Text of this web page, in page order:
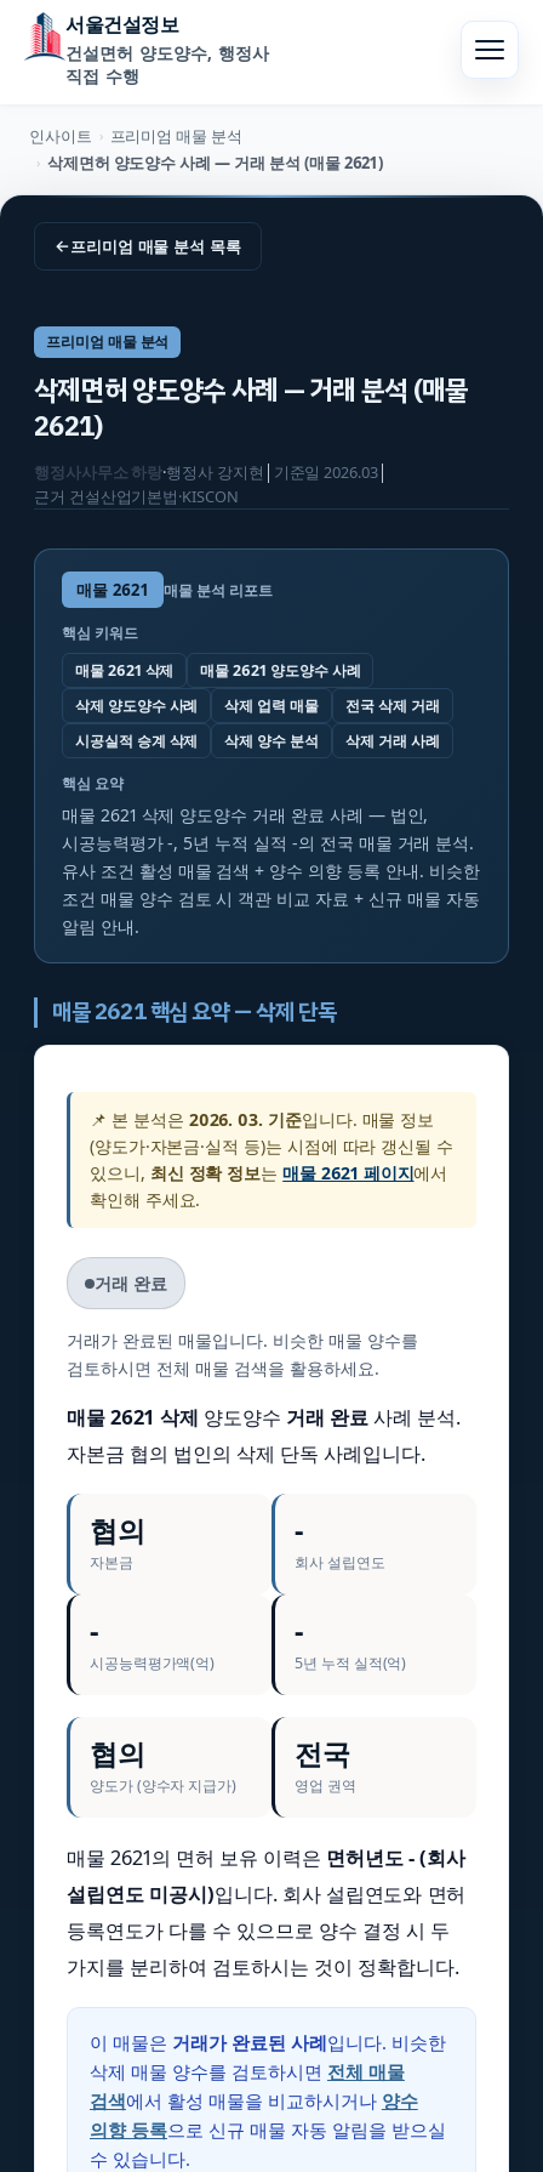
서울건설정보
건설면허 양도양수, 행정사
직접 수행
인사이트 › 프리미엄 매물 분석
› 삭제면허 양도양수 사례 — 거래 분석 (매물 2621)
←프리미엄 매물 분석 목록
프리미엄 매물 분석
삭제면허 양도양수 사례 — 거래 분석 (매물
2621)
행정사사무소 하랑·행정사 강지현 기준일2026.03│
근거 건설산업기본법·KISCON
매물 2621 매물 분석 리포트
핵심 키워드
매물 2621 삭제
매물 2621 양도양수 사례
삭제 양도양수 사례
삭제 업력 매물
전국 삭제 거래
시공실적 승계 삭제
삭제 양수 분석 삭제 거래 사례
핵심 요약
매물 2621 삭제 양도양수 거래 완료 사례 — 법인,
시공능력평가 -, 5년 누적 실적 -의 전국 매물 거래 분석.
유사 조건 활성 매물 검색 + 양수 의향 등록 안내. 비슷한
조건 매물 양수 검토 시 객관 비교 자료 + 신규 매물 자동
알림 안내.
매물 2621 핵심 요약 — 삭제 단독
📌 본 분석은 2026. 03. 기준입니다. 매물 정보
(양도가·자본금·실적 등)는 시점에 따라 갱신될 수
있으니, 최신 정확 정보는매물 2621 페이지에서
확인해 주세요.
거래 완료
거래가 완료된 매물입니다. 비슷한 매물 양수를
검토하시면 전체 매물 검색을 활용하세요.
매물 2621 삭제 양도양수 거래 완료사례 분석.
자본금 협의 법인의 삭제 단독 사례입니다.
협의
자본금
-
회사 설립연도
-
시공능력평가액(억)
-
5년 누적 실적(억)
협의
양도가 (양수자 지급가)
전국
영업 권역
매물 2621의 면허 보유 이력은 면허년도 - (회사
설립연도 미공시)입니다. 회사 설립연도와 면허
등록연도가 다를 수 있으므로 양수 결정 시 두
가지를 분리하여 검토하시는 것이 정확합니다.
이 매물은 거래가 완료된 사례입니다. 비슷한
삭제 매물 양수를 검토하시면 전체 매물
검색에서 활성 매물을 비교하시거나 양수
의향 등록으로 신규 매물 자동 알림을 받으실
수 있습니다.